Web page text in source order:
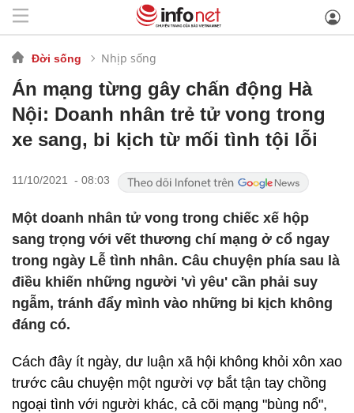
Đời sống Nhịp sống
Án mạng từng gây chấn động Hà
Nội: Doanh nhân trẻ tử vong trong
xe sang, bi kịch từ mối tình tội lỗi
11/10/2021 - 08:03
Một doanh nhân tử vong trong chiếc xế hộp
sang trọng với vết thương chí mạng ở cổ ngay
trong ngày Lễ tình nhân. Câu chuyện phía sau là
điều khiến những người 'vì yêu' cần phải suy
ngẫm, tránh đẩy mình vào những bi kịch không
đáng có.
Cách đây ít ngày, dư luận xã hội không khỏi xôn xao
trước câu chuyện một người vợ bắt tận tay chồng
ngoại tình với người khác, cả cõi mạng "bùng nổ",